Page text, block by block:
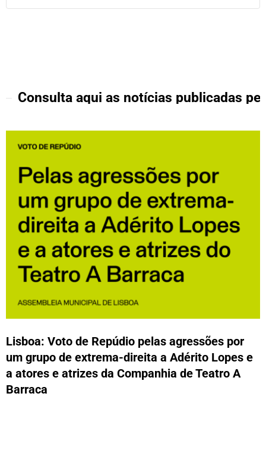
Consulta aqui as notícias publicadas
Lisboa: Voto de Repúdio pelas agressões por
um grupo de extrema-direita a Adérito Lopes e
a atores e atrizes da Companhia de Teatro A
Barraca